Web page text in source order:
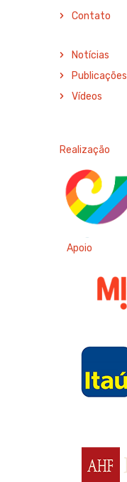
Contato
Notícias
Publicações
Vídeos
Realização
Apoio